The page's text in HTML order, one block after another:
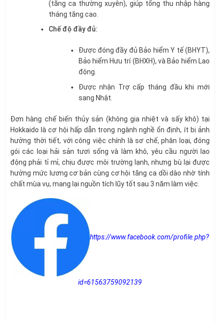
(tăng ca thường xuyên), giúp tổng thu nhập hàng
tháng tăng cao.
Chế độ đầy đủ:
Được đóng đầy đủ Bảo hiểm Y tế (BHYT),
Bảo hiểm Hưu trí (BHXH), và Bảo hiểm Lao
động.
Được nhận Trợ cấp tháng đầu khi mới
sang Nhật.
Đơn hàng chế biến thủy sản (không gia nhiệt và sấy khô) tại
Hokkaido là cơ hội hấp dẫn trong ngành nghề ổn định, ít bị ảnh
hưởng thời tiết, với công việc chính là sơ chế, phân loại, đóng
gói các loại hải sản tươi sống và làm khô, yêu cầu người lao
động phải tỉ mỉ, chịu được môi trường lạnh, nhưng bù lại được
hưởng mức lương cơ bản cùng cơ hội tăng ca dồi dào nhờ tính
chất mùa vụ, mang lại nguồn tích lũy tốt sau 3 năm làm việc.
https://www.facebook.com/profile.php?
id=61563759092139